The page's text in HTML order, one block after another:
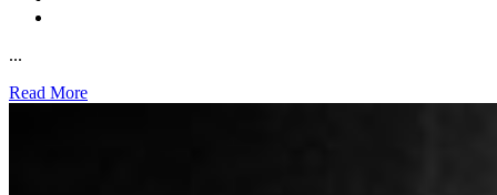
...
Read More